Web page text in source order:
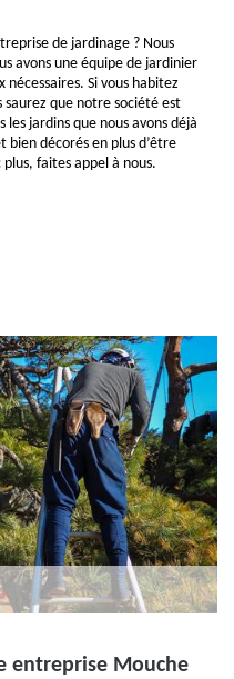
de jardinage ? Nous
avons une équipe de jardinier
Si vous habitez
saurez que notre société est
jardins que nous avons déjà
décorés en plus d’être
faites appel à nous.
entreprise Mouche